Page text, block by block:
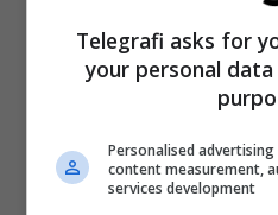
Telegrafi asks for
your personal
Personalised
content measurement,
services development